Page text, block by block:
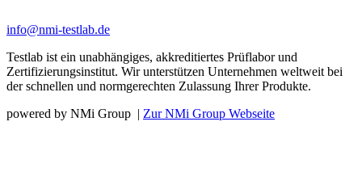
info@nmi-testlab.de
Testlab ist ein unabhängiges, akkreditiertes Prüflabor und
Zertifizierungsinstitut. Wir unterstützen Unternehmen weltweit bei
der schnellen und normgerechten Zulassung Ihrer Produkte.
powered by NMi Group | Zur NMi Group Webseite